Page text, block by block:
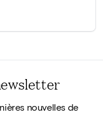
nouvelles de